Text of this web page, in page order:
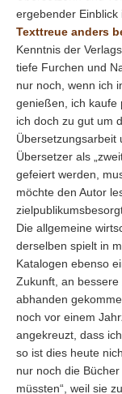
ergebender Einblick
Texttreue anders
Kenntnis der
tiefe Furchen und
nur noch, wenn ich
genießen, ich kaufe
ich doch zu gut um
Übersetzungsarbeit
Übersetzer als
gefeiert werden,
möchte den Autor
Die allgemeine
derselben spielt in
Katalogen ebenso
Zukunft, an
abhanden
noch vor einem
angekreuzt, dass
so ist dies heute
nur noch die
müssten“, weil sie